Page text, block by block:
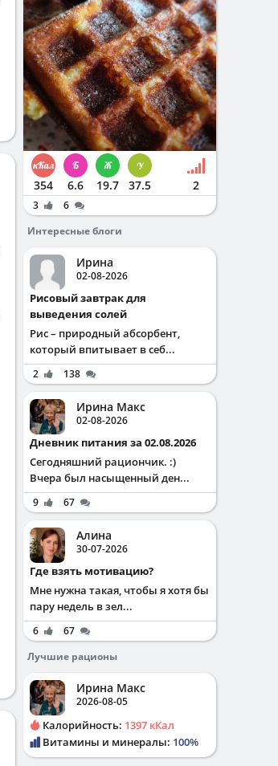
354 6.6 19.7 37.5 2
3
6
Интересные блоги
Ирина
02-08-2026
Рисовый завтрак для
выведения солей
Рис – природный абсорбент,
который впитывает в себ...
2 138
Ирина Макс
02-08-2026
Дневник питания за 02.08.2026
Сегодняшний рациончик. :)
Вчера был насыщенный ден...
9 67
Алина
30-07-2026
Где взять мотивацию?
Мне нужна такая, чтобы я хотя бы
пару недель в зел...
6
67
Лучшие рационы
Ирина Макс
2026-08-05
Калорийность: 1397 кКал
Витамины и минералы: 100%